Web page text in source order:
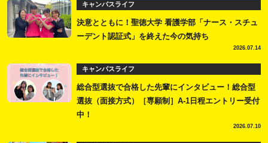
キャンパスライフ
決意とともに！聖徳大学 看護学部「ナース・スチュ
ーデント認証式」を終えた今の気持ち
2026.07.14
キャンパスライフ
総合型選抜で合格した先輩にインタビュー！総合型
選抜（面接方式）［専願制］A-1日程エントリー受付
中！
2026.07.10